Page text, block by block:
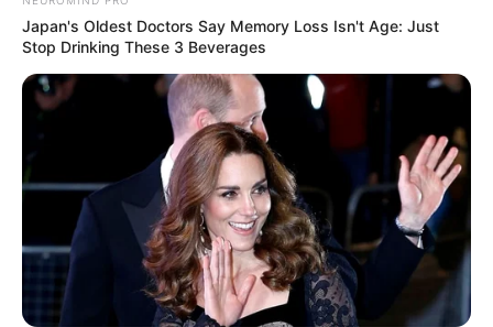
Japan's Oldest Doctors Say Memory Loss Isn't Age: Just
Stop Drinking These 3 Beverages